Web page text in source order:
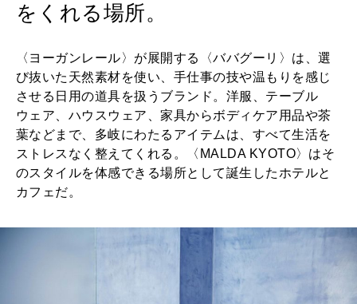
2026年4月号「未来をつくる、学びの教科書。」
2026年3月号「スイーツ予想図 2026」
2026年2月号「良運を掴む 新・開運術。」
2025年12月号「お酒の新常識。」
をくれる場所。
〈ヨーガンレール〉が展開する〈ババグーリ〉は、選
び抜いた天然素材を使い、手仕事の技や温もりを感じ
させる日用の道具を扱うブランド。洋服、テーブル
ウェア、ハウスウェア、家具からボディケア用品や茶
葉などまで、多岐にわたるアイテムは、すべて生活を
ストレスなく整えてくれる。〈MALDA KYOTO〉はそ
のスタイルを体感できる場所として誕生したホテルと
カフェだ。